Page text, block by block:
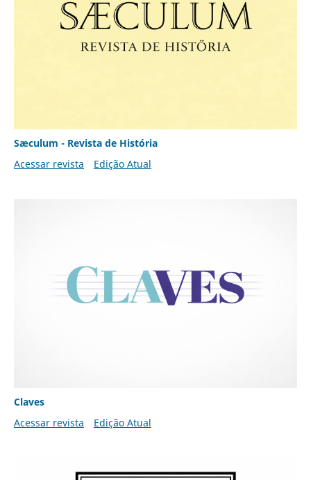
Sæculum - Revista de História
Acessar revista
Edição Atual
Claves
Acessar revista
Edição Atual